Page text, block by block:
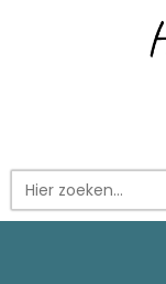
Zoek
naar: